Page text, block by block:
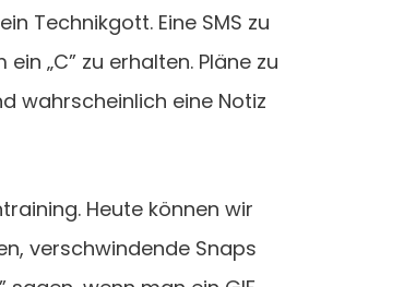
Technikgott. Eine SMS zu
„C” zu erhalten. Pläne zu
wahrscheinlich eine Notiz
Heute können wir
verschwindende Snaps